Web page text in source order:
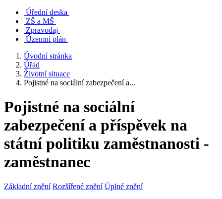
Úřední deska
ZŠ a MŠ
Zpravodaj
Územní plán
Úvodní stránka
Úřad
Životní situace
Pojistné na sociální zabezpečení a...
Pojistné na sociální
zabezpečení a příspěvek na
státní politiku zaměstnanosti -
zaměstnanec
Základní znění Rozšířené znění Úplné znění